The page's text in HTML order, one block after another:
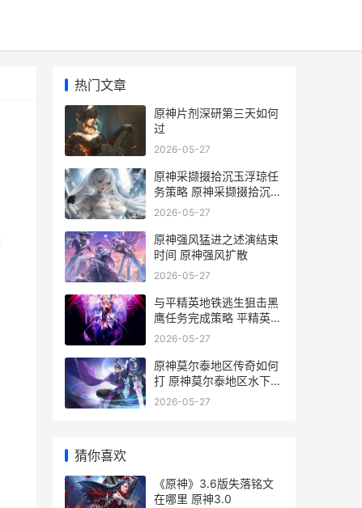
热门文章
原神片剂深研第三天如何
过
2026-05-27
原神采撷掇拾沉玉浮琼任
务策略 原神采撷掇拾沉玉
任务攻略
2026-05-27
原神强风猛进之述演结束
时间 原神强风扩散
2026-05-27
与平精英地铁逃生狙击黑
鹰任务完成策略 平精英地
铁逃生冰河禁区
2026-05-27
原神莫尔泰地区传奇如何
打 原神莫尔泰地区水下怎
么进入
2026-05-27
猜你喜欢
《原神》3.6版失落铭文
在哪里 原神3.0